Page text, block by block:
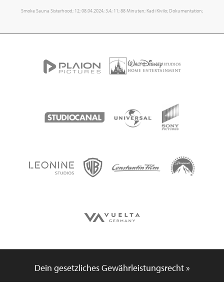
Smoke Sauna Sisterhood; 12; 08.04.2024; 3,4; 11; 88 Minuten; Kadi Kivilo; Dokumentation;
Dein gesetzliches Gewährleistungsrecht »